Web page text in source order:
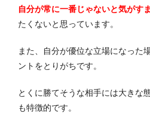
自分が常に一番じゃないと気がす
たくないと思っています。
また、自分が優位な立場になった
ントをとりがちです。
とくに勝てそうな相手には大きな
も特徴的です。